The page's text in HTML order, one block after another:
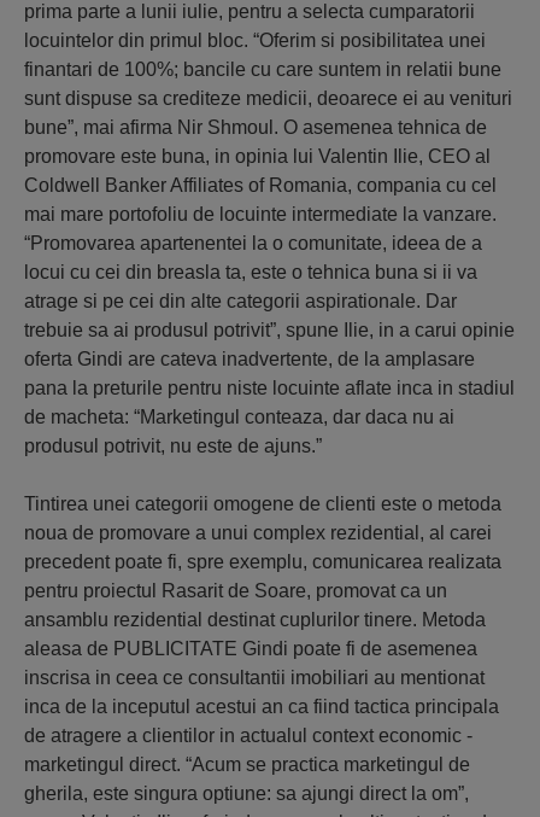
prima parte a lunii iulie, pentru a selecta cumparatorii
locuintelor din primul bloc. “Oferim si posibilitatea unei
finantari de 100%; bancile cu care suntem in relatii bune
sunt dispuse sa crediteze medicii, deoarece ei au venituri
bune”, mai afirma Nir Shmoul. O asemenea tehnica de
promovare este buna, in opinia lui Valentin Ilie, CEO al
Coldwell Banker Affiliates of Romania, compania cu cel
mai mare portofoliu de locuinte intermediate la vanzare.
“Promovarea apartenentei la o comunitate, ideea de a
locui cu cei din breasla ta, este o tehnica buna si ii va
atrage si pe cei din alte categorii aspirationale. Dar
trebuie sa ai produsul potrivit”, spune Ilie, in a carui opinie
oferta Gindi are cateva inadvertente, de la amplasare
pana la preturile pentru niste locuinte aflate inca in stadiul
de macheta: “Marketingul conteaza, dar daca nu ai
produsul potrivit, nu este de ajuns.”
Tintirea unei categorii omogene de clienti este o metoda
noua de promovare a unui complex rezidential, al carei
precedent poate fi, spre exemplu, comunicarea realizata
pentru proiectul Rasarit de Soare, promovat ca un
ansamblu rezidential destinat cuplurilor tinere. Metoda
aleasa de PUBLICITATE Gindi poate fi de asemenea
inscrisa in ceea ce consultantii imobiliari au mentionat
inca de la inceputul acestui an ca fiind tactica principala
de atragere a clientilor in actualul context economic -
marketingul direct. “Acum se practica marketingul de
gherila, este singura optiune: sa ajungi direct la om”,